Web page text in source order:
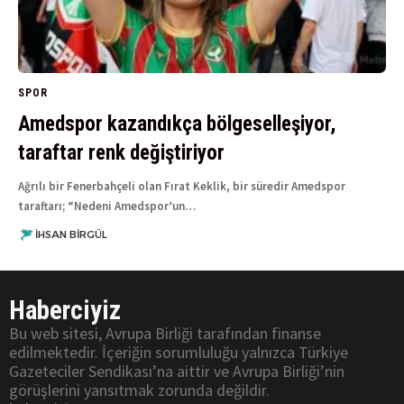
SPOR
Amedspor kazandıkça bölgeselleşiyor,
taraftar renk değiştiriyor
Ağrılı bir Fenerbahçeli olan Fırat Keklik, bir süredir Amedspor
taraftarı; “Nedeni Amedspor’un…
İHSAN BIRGÜL
Haberciyiz
Bu web sitesi, Avrupa Birliği tarafından finanse
edilmektedir. İçeriğin sorumluluğu yalnızca Türkiye
Gazeteciler Sendikası’na aittir ve Avrupa Birliği’nin
görüşlerini yansıtmak zorunda değildir.